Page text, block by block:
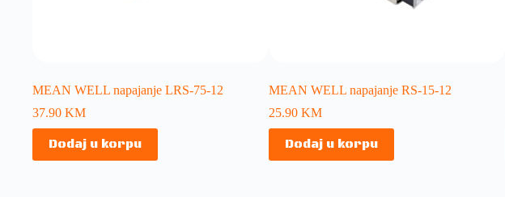
MEAN WELL napajanje LRS-75-12
37.90 KM
Dodaj u korpu
MEAN WELL napajanje RS-15-12
25.90KM
Dodaj u korpu